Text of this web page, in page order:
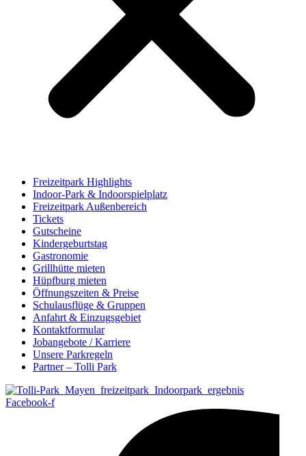
Freizeitpark Highlights
Indoor-Park & Indoorspielplatz
Freizeitpark Außenbereich
Tickets
Gutscheine
Kindergeburtstag
Gastronomie
Grillhütte mieten
Hüpfburg mieten
Öffnungszeiten & Preise
Schulausflüge & Gruppen
Anfahrt & Einzugsgebiet
Kontaktformular
Jobangebote / Karriere
Unsere Parkregeln
Partner – Tolli Park
Facebook-f